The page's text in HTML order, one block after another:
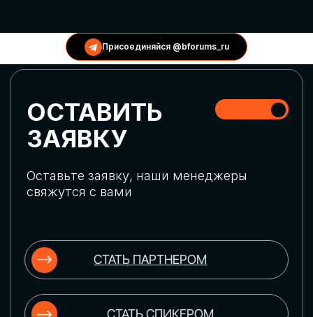
Присоединяйся @bforums_ru
ГЛОБАЛЬНАЯ
ЦИФРОВИЗАЦИЯ
актуальных трендов глобальной цифровой
трансформации. Узнаем о новых подходах
массовом использовании ИИ-
инструментов, обеспечении
ИСКУССТВЕННЫЙ
Узнаем как компании адаптируются к
новой ИИ-реальности. Как ИИ-
сотрудники становятся
«полноправными» членами команды, как
ИИ-помощники забирают на себя рутину
и как можно значительно увеличить
производительность без огромных
затрат на нейросети